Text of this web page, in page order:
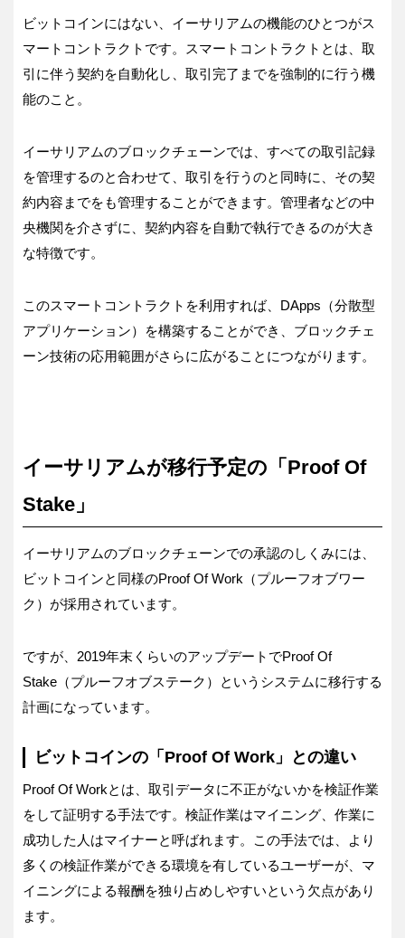
ビットコインにはない、イーサリアムの機能のひとつがス
マートコントラクトです。スマートコントラクトとは、取
引に伴う契約を自動化し、取引完了までを強制的に行う機
能のこと。
イーサリアムのブロックチェーンでは、すべての取引記録
を管理するのと合わせて、取引を行うのと同時に、その契
約内容までをも管理することができます。管理者などの中
央機関を介さずに、契約内容を自動で執行できるのが大き
な特徴です。
このスマートコントラクトを利用すれば、DApps（分散型
アプリケーション）を構築することができ、ブロックチェ
ーン技術の応用範囲がさらに広がることにつながります。
イーサリアムが移行予定の「Proof Of
Stake」
イーサリアムのブロックチェーンでの承認のしくみには、
ビットコインと同様のProof Of Work（プルーフオブワー
ク）が採用されています。
ですが、2019年末くらいのアップデートでProof Of
Stake（プルーフオブステーク）というシステムに移行する
計画になっています。
ビットコインの「Proof Of Work」との違い
Proof Of Workとは、取引データに不正がないかを検証作業
をして証明する手法です。検証作業はマイニング、作業に
成功した人はマイナーと呼ばれます。この手法では、より
多くの検証作業ができる環境を有しているユーザーが、マ
イニングによる報酬を独り占めしやすいという欠点があり
ます。